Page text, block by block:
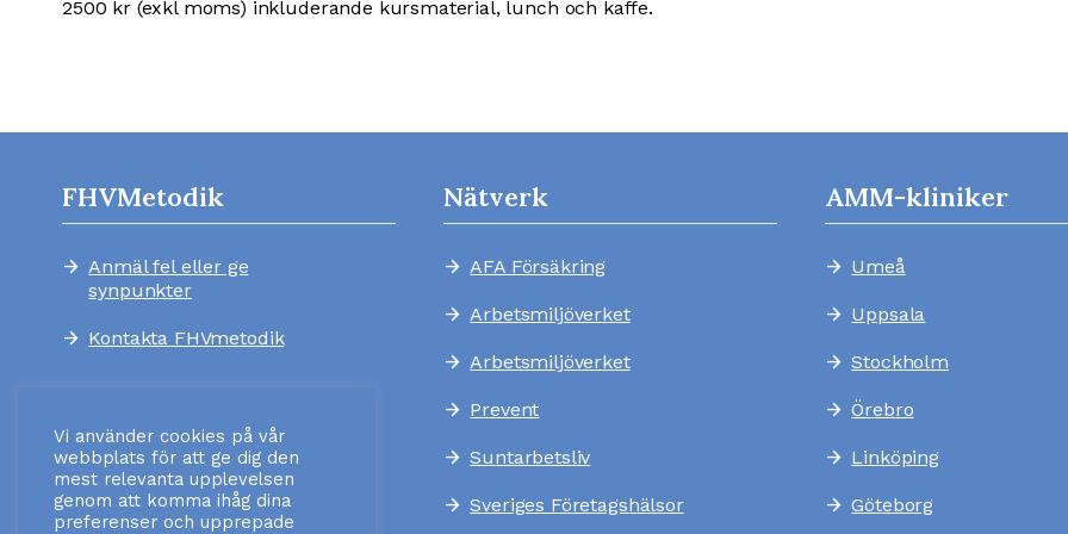
2500 kr (exkl moms) inkluderande kursmaterial, lunch och kaffe.
FHVMetodik
arrow_forward Anmäl fel eller ge
synpunkter
arrow_forward Kontakta FHVmetodik
Nätverk
arrow_forward AFA Försäkring
arrow_forward Arbetsmiljöverket
arrow_forward Arbetsmiljöverket
arrow_forward Prevent
arrow_forward Suntarbetsliv
arrow_forward Sveriges Företagshälsor
AMM-kliniker
arrow_forward Umeå
arrow_forward Uppsala
arrow_forward Stockholm
arrow_forward Örebro
arrow_forward Linköping
arrow_forward Göteborg
Vi använder cookies på vår
webbplats för att ge dig den
mest relevanta upplevelsen
genom att komma ihåg dina
preferenser och upprepade